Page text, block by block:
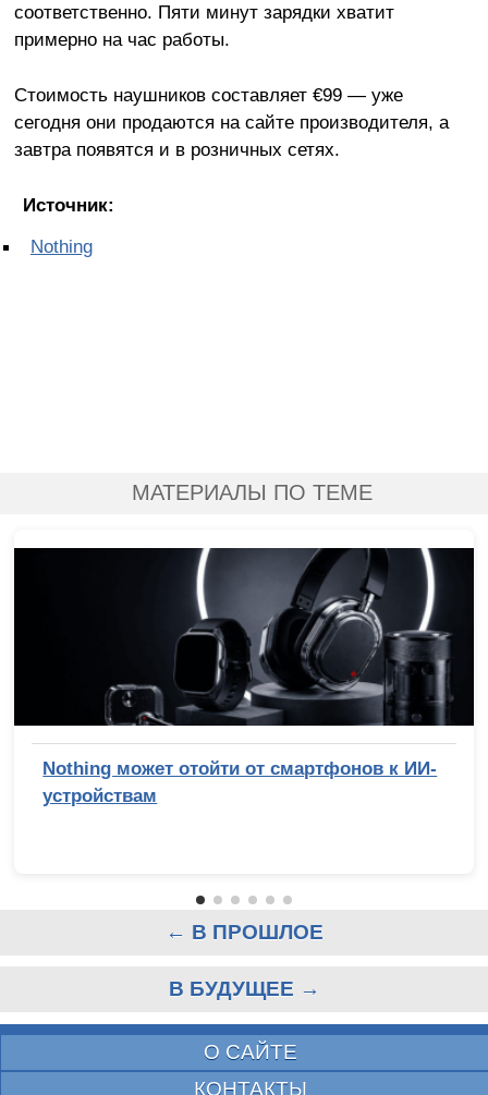
соответственно. Пяти минут зарядки хватит
примерно на час работы.
Стоимость наушников составляет €99 — уже
сегодня они продаются на сайте производителя, а
завтра появятся и в розничных сетях.
Источник:
Nothing
МАТЕРИАЛЫ ПО ТЕМЕ
Nothing может отойти от смартфонов к ИИ-
устройствам
← В ПРОШЛОЕ
В БУДУЩЕЕ →
О САЙТЕ
КОНТАКТЫ